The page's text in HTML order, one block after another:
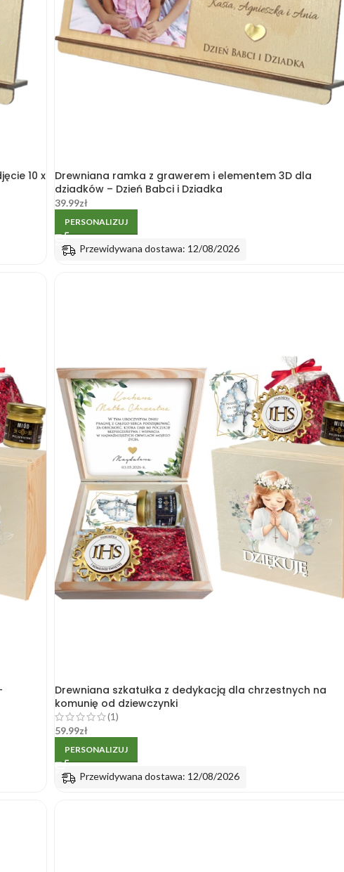
10 x
Drewniana ramka z grawerem i elementem 3D dla
dziadków – Dzień Babci i Dziadka
39.99zł
PERSONALIZUJ
Przewidywana dostawa: 12/08/2026
Drewniana szkatułka z dedykacją dla chrzestnych na
komunię od dziewczynki
(1)
59.99zł
PERSONALIZUJ
Przewidywana dostawa: 12/08/2026